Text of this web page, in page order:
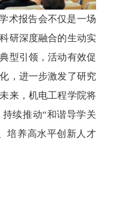
术报告会不仅是一场
研深度融合的生动实
型引领，活动有效促
，进一步激发了研究
来，机电工程学院将
续推动“和谐导学关
培养高水平创新人才